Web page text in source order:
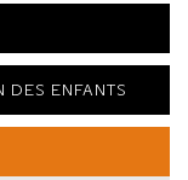
ENFANTS